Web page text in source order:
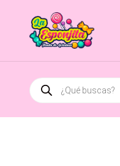
Búsqueda
de
productos